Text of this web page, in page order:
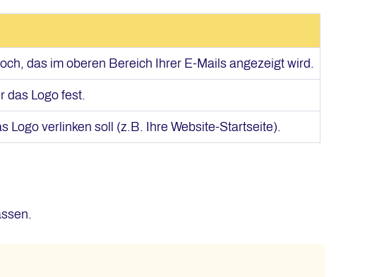
das im oberen Bereich Ihrer E-Mails angezeigt wird.
das Logo fest.
Logo verlinken soll (z.B. Ihre Website-Startseite).